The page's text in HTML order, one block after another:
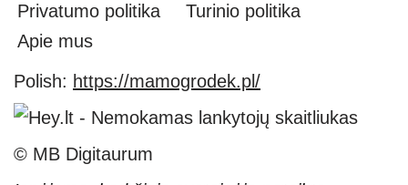
Privatumo politika
Turinio politika
Apie mus
Polish: https://mamogrodek.pl/
© MB Digitaurum